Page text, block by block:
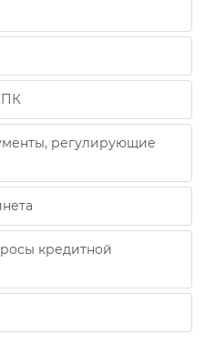
регулирующие
кредитной